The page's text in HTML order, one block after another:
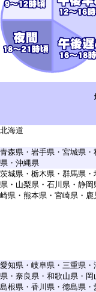
北海道
青森県・岩手県・宮城県
県・沖縄県
茨城県・栃木県・群馬県・
県・山梨県・石川県・静
崎県・熊本県・宮崎県・鹿
愛知県・岐阜県・三重県
県・奈良県・和歌山県・
島根県・香川県・徳島県